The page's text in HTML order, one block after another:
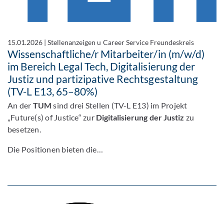
15.01.2026 |Stellenanzeigen u Career Service Freundeskreis
Wissenschaftliche/r Mitarbeiter/in (m/w/d)
im Bereich Legal Tech, Digitalisierung der
Justiz und partizipative Rechtsgestaltung
(TV-L E13, 65–80%)
An der TUM sind drei Stellen (TV-L E13) im Projekt
„Future(s) of Justice“ zur Digitalisierung der Justiz zu
besetzen.
Die Positionen bieten die…